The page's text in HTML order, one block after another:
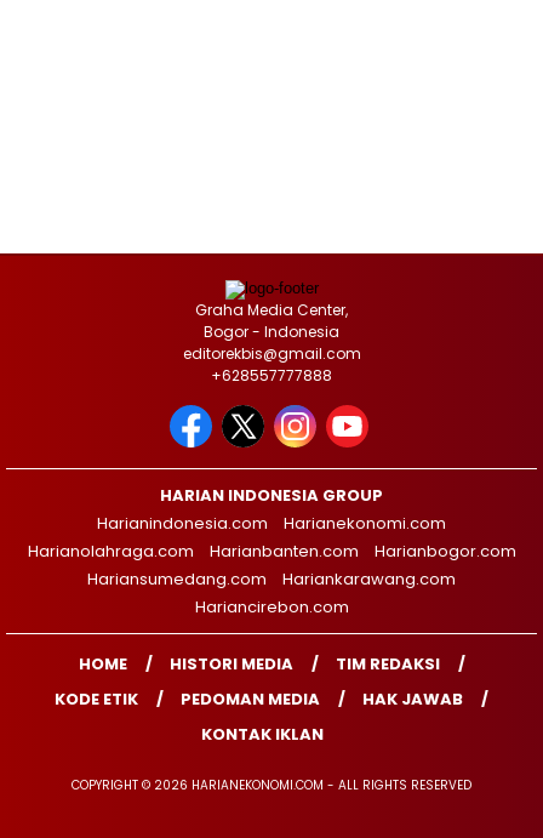
Graha Media Center,
Bogor - Indonesia
editorekbis@gmail.com
+628557777888
HARIAN INDONESIA GROUP
Harianindonesia.com
Harianekonomi.com
Harianolahraga.com
Harianbanten.com
Harianbogor.com
Hariansumedang.com
Hariankarawang.com
Hariancirebon.com
HOME HISTORI MEDIA
TIM REDAKSI
KODE ETIK
PEDOMAN MEDIA
HAK JAWAB
KONTAK IKLAN
COPYRIGHT © 2026 HARIANEKONOMI.COM - ALL RIGHTS RESERVED